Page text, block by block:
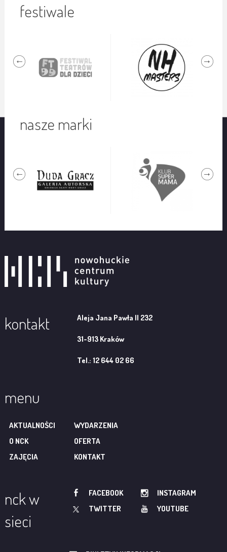
festiwale
nasze marki
kontakt Aleja Jana Pawła II 232
31-913 Kraków
Tel.: 12 644 02 66
menu
AKTUALNOŚCI
WYDARZENIA
O NCK
OFERTA
ZAJĘCIA
KONTAKT
nck w
sieci
FACEBOOK
INSTAGRAM
TWITTER
YOUTUBE